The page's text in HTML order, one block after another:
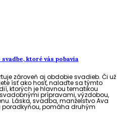
ktoré vás pobavia
zároveň aj obdobie svadieb. Či už
ísť ako hosť, nalaďte sa týmto
ktorých je hlavnou tematikou
prípravami, výzdobou,
Láska, svadba, manželstvo Ava
poradkyňou, pomáha druhým